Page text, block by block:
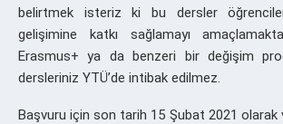
belirtmek isteriz ki bu dersler
gelişimine katkı sağlamayı
Erasmus+ ya da benzeri bir değişim
dersleriniz YTÜ’de intibak edilmez.
Başvuru için son tarih 15 Şubat 2021 olarak